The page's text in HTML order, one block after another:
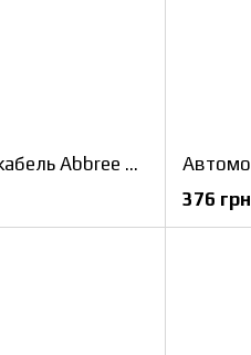
Подовжувач антени / кабель Abbree SMA VHF/UHF 144/430 МГц 60см для рації Baofeng
376 грн